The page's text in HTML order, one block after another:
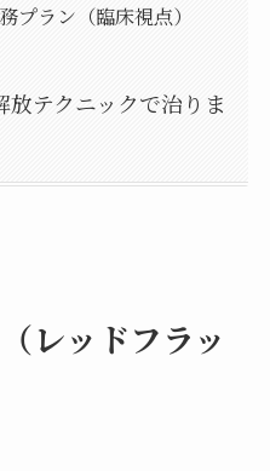
プラン（臨床視点）
テクニックで治りま
レッドフラッ